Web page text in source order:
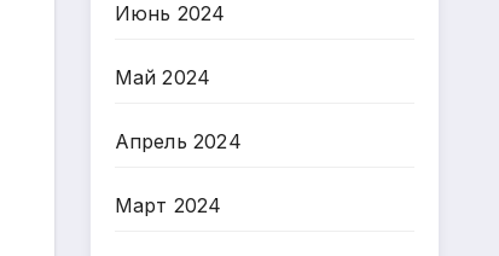
Июнь 2024
Май 2024
Апрель 2024
Март 2024